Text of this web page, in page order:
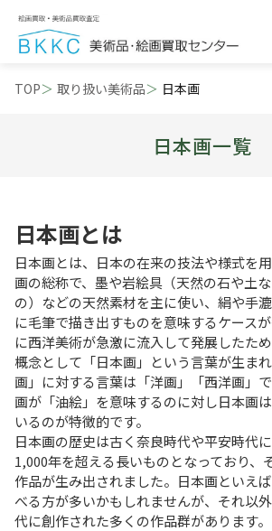
TOP 取り扱い美術品 日本画
日本画一覧
日本画とは
日本画とは、日本の在来の技法や様式を
画の総称で、墨や岩絵具（天然の石や土
の）などの天然素材を主に使い、絹や手
に毛筆で描き出すものを意味するケース
に西洋美術が急激に流入して発展したた
概念として「日本画」という言葉が生ま
画」に対する言葉は「洋画」「西洋画」
画が「油絵」を意味するのに対し日本画
いるのが特徴的です。
日本画の歴史は古く奈良時代や平安時代
1,000年を超える長いものとなっており、
作品が生み出されました。日本画といえ
べる方が多いかもしれませんが、それ以
代に創作された多くの作品群があります。